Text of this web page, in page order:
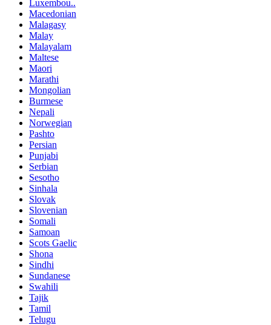
Luxembou..
Macedonian
Malagasy
Malay
Malayalam
Maltese
Maori
Marathi
Mongolian
Burmese
Nepali
Norwegian
Pashto
Persian
Punjabi
Serbian
Sesotho
Sinhala
Slovak
Slovenian
Somali
Samoan
Scots Gaelic
Shona
Sindhi
Sundanese
Swahili
Tajik
Tamil
Telugu